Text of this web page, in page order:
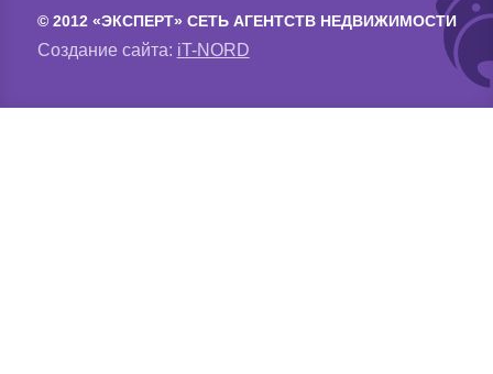
© 2012 «ЭКСПЕРТ» СЕТЬ АГЕНТСТВ НЕДВИЖИМОСТИ
Создание сайта: iT-NORD